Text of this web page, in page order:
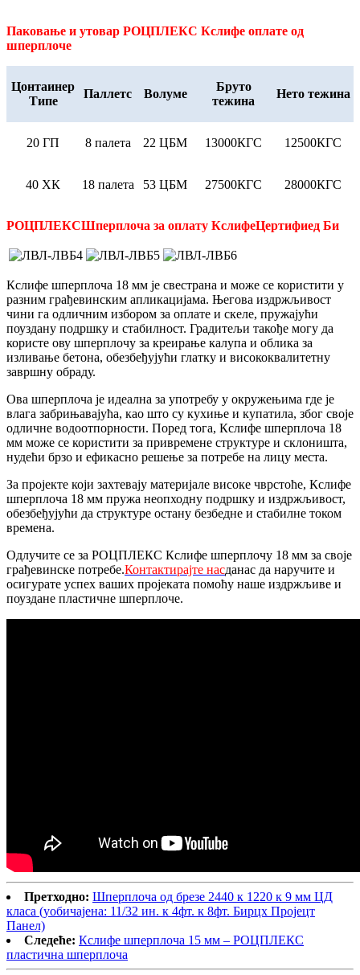
Паковање и утовар РОЦПЛЕКС Кслифе оплате од
шперплоче
Цонтаинер
Типе
Паллетс Волуме
Бруто
тежина
Нето тежина
20 ГП 8 палета 22 ЦБМ 13000КГС 12500КГС
40 ХК 18 палета 53 ЦБМ 27500КГС 28000КГС
РОЦПЛЕКСШперплоча за оплату КслифеЦертифиед Би
Кслифе шперплоча 18 мм је свестрана и може се користити у
разним грађевинским апликацијама. Његова издржљивост
чини га одличним избором за оплате и скеле, пружајући
поуздану подршку и стабилност. Градитељи такође могу да
користе ову шперплочу за креирање калупа и облика за
изливање бетона, обезбеђујући глатку и висококвалитетну
завршну обраду.
Ова шперплоча је идеална за употребу у окружењима где је
влага забрињавајућа, као што су кухиње и купатила, због своје
одличне водоотпорности. Поред тога, Кслифе шперплоча 18
мм може се користити за привремене структуре и склоништа,
нудећи брзо и ефикасно решење за потребе на лицу места.
За пројекте који захтевају материјале високе чврстоће, Кслифе
шперплоча 18 мм пружа неопходну подршку и издржљивост,
обезбеђујући да структуре остану безбедне и стабилне током
времена.
Одлучите се за РОЦПЛЕКС Кслифе шперплочу 18 мм за своје
грађевинске потребе.Контактирајте насданас да наручите и
осигурате успех ваших пројеката помоћу наше издржљиве и
поуздане пластичне шперплоче.
Претходно: Шперплоча од брезе 2440 к 1220 к 9 мм ЦД
класа (уобичајена: 11/32 ин. к 4фт. к 8фт. Бирцх Пројецт
Панел)
Следеће: Кслифе шперплоча 15 мм – РОЦПЛЕКС
пластична шперплоча